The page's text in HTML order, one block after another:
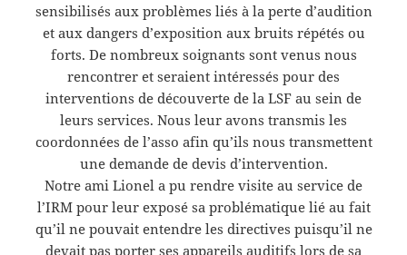
sensibilisés aux problèmes liés à la perte d’audition
et aux dangers d’exposition aux bruits répétés ou
forts. De nombreux soignants sont venus nous
rencontrer et seraient intéressés pour des
interventions de découverte de la LSF au sein de
leurs services. Nous leur avons transmis les
coordonnées de l’asso afin qu’ils nous transmettent
une demande de devis d’intervention.
Notre ami Lionel a pu rendre visite au service de
l’IRM pour leur exposé sa problématique lié au fait
qu’il ne pouvait entendre les directives puisqu’il ne
devait pas porter ses appareils auditifs lors de sa